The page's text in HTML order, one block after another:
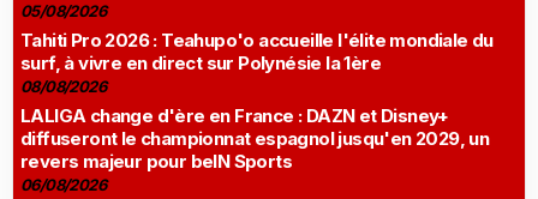
05/08/2026
Tahiti Pro 2026 : Teahupo'o accueille l'élite mondiale du
surf, à vivre en direct sur Polynésie la 1ère
08/08/2026
LALIGA change d'ère en France : DAZN et Disney+
diffuseront le championnat espagnol jusqu'en 2029, un
revers majeur pour beIN Sports
06/08/2026